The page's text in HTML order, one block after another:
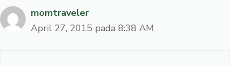
momtraveler
April 27, 2015 pada 8:38 AM